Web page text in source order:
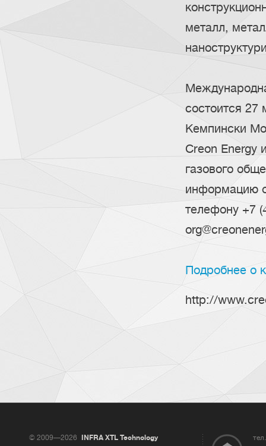
металл,
состоится 27
Кемпински
Creon Energy
газового
информацию
телефону +7
Подробнее о
http://
© 2009—2026
INFRA XTL Technology